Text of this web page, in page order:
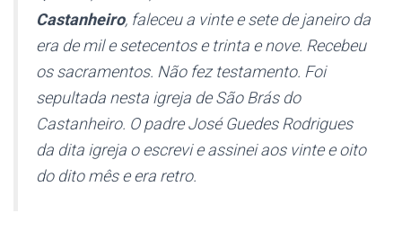
Castanheiro, faleceu a vinte e sete de janeiro da
era de mil e setecentos e trinta e nove. Recebeu
os sacramentos. Não fez testamento. Foi
sepultada nesta igreja de São Brás do
Castanheiro. O padre José Guedes Rodrigues
da dita igreja o escrevi e assinei aos vinte e oito
do dito mês e era retro.